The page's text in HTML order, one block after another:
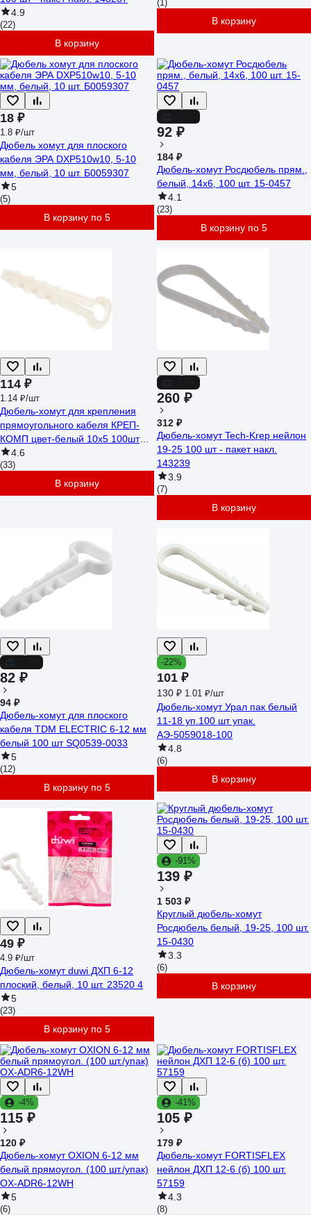
4.9
(22)
В корзину
(1)
В корзину
18 ₽
1.8 ₽/шт
Дюбель хомут для плоского
кабеля ЭРА DXP510w10, 5-10
мм, белый, 10 шт. Б0059307
5
(5)
В корзину по 5
92 ₽
184 ₽
Дюбель-хомут Росдюбель прям.,
белый, 14x6, 100 шт. 15-0457
4.1
(23)
В корзину по 5
114 ₽
1.14 ₽/шт
Дюбель-хомут для крепления
прямоугольного кабеля КРЕП-
КОМП цвет-белый 10х5 100шт
дх105
4.6
(33)
В корзину
260 ₽
312 ₽
Дюбель-хомут Tech-Krep нейлон
19-25 100 шт - пакет накл.
143239
3.9
(7)
В корзину
82 ₽
94 ₽
Дюбель-хомут для плоского
кабеля TDM ELECTRIC 6-12 мм
белый 100 шт SQ0539-0033
5
(12)
В корзину по 5
-22%
101 ₽
130 ₽ 1.01 ₽/шт
Дюбель-хомут Урал пак белый
11-18 уп.100 шт упак.
АЭ-5059018-100
4.8
(6)
В корзину
49 ₽
4.9 ₽/шт
Дюбель-хомут duwi ДХП 6-12
плоский, белый, 10 шт. 23520 4
5
(23)
В корзину по 5
-91%
139 ₽
1 503 ₽
Круглый дюбель-хомут
Росдюбель белый, 19-25, 100 шт.
15-0430
3.3
(6)
В корзину
-4%
115 ₽
120 ₽
Дюбель-хомут OXION 6-12 мм
белый прямоугол. (100 шт./упак)
OX-ADR6-12WH
5
(6)
-41%
105 ₽
179 ₽
Дюбель-хомут FORTISFLEX
нейлон ДХП 12-6 (б) 100 шт.
57159
4.3
(8)